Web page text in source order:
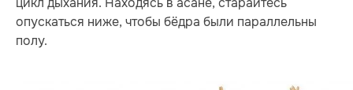
опускаться ниже, чтобы бёдра были параллельны
полу.